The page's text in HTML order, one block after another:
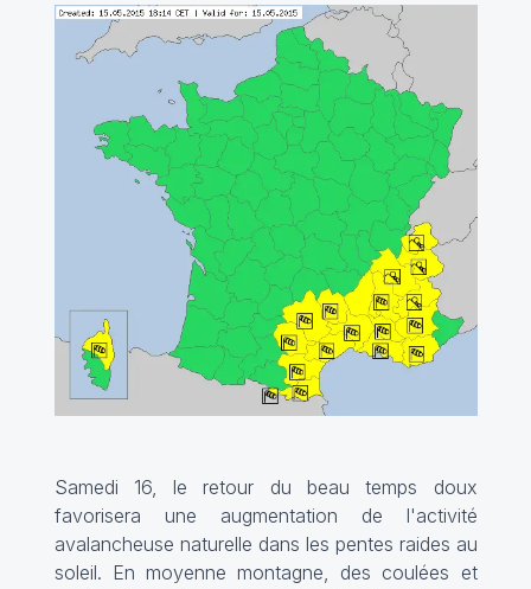
Samedi 16, le retour du beau temps doux
favorisera une augmentation de l'activité
avalancheuse naturelle dans les pentes raides au
soleil. En moyenne montagne, des coulées et